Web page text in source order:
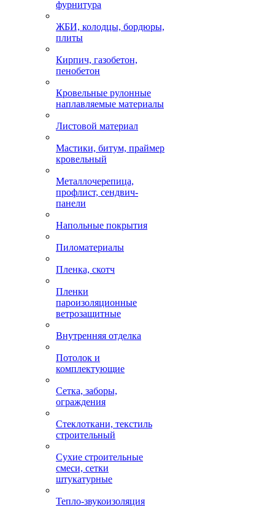
фурнитура
ЖБИ, колодцы, бордюры,
плиты
Кирпич, газобетон,
пенобетон
Кровельные рулонные
наплавляемые материалы
Листовой материал
Мастики, битум, праймер
кровельный
Металлочерепица,
профлист, сендвич-
панели
Напольные покрытия
Пиломатериалы
Пленка, скотч
Пленки
пароизоляционные
ветрозащитные
Внутренняя отделка
Потолок и
комплектующие
Сетка, заборы,
ограждения
Стеклоткани, текстиль
строительный
Сухие строительные
смеси, сетки
штукатурные
Тепло-звукоизоляция